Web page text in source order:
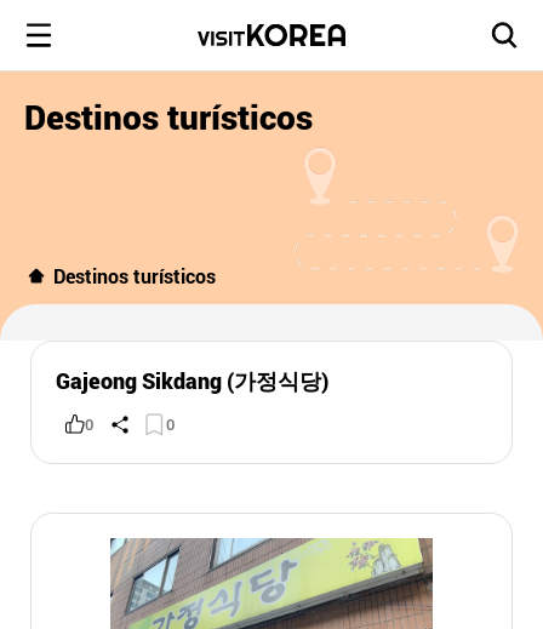
Destinos turísticos
Destinos turísticos
Gajeong Sikdang (가정식당)
0 0